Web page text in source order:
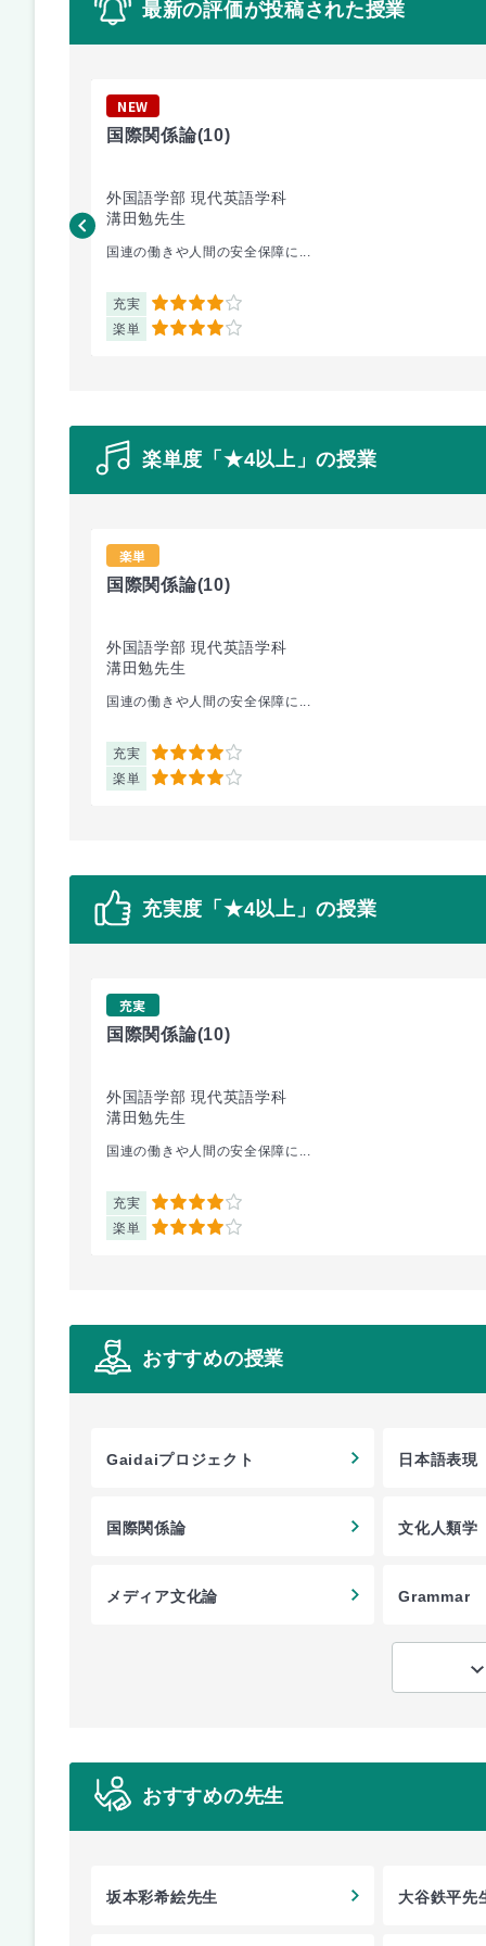
最新の評価が投稿された授業
NEW
国際関係論(10)
外国語学部 現代英語学科
溝田勉先生
国連の働きや人間の安全保障に...
充実 4
楽単 4
楽単度「★4以上」の授業
楽単
国際関係論(10)
外国語学部 現代英語学科
溝田勉先生
国連の働きや人間の安全保障に...
充実 4
楽単 4
充実度「★4以上」の授業
充実
国際関係論(10)
外国語学部 現代英語学科
溝田勉先生
国連の働きや人間の安全保障に...
充実 4
楽単 4
おすすめの授業
Gaidaiプロジェクト 日本語表現
国際関係論 文化人類学
メディア文化論 Grammar
おすすめの先生
坂本彩希絵先生 大谷鉄平先